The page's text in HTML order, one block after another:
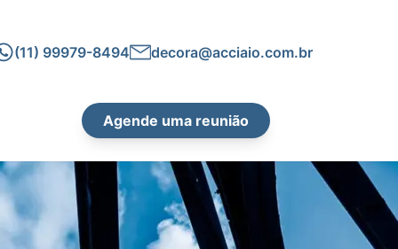
(11) 99979-8494 decora@acciaio.com.br
Agende uma reunião